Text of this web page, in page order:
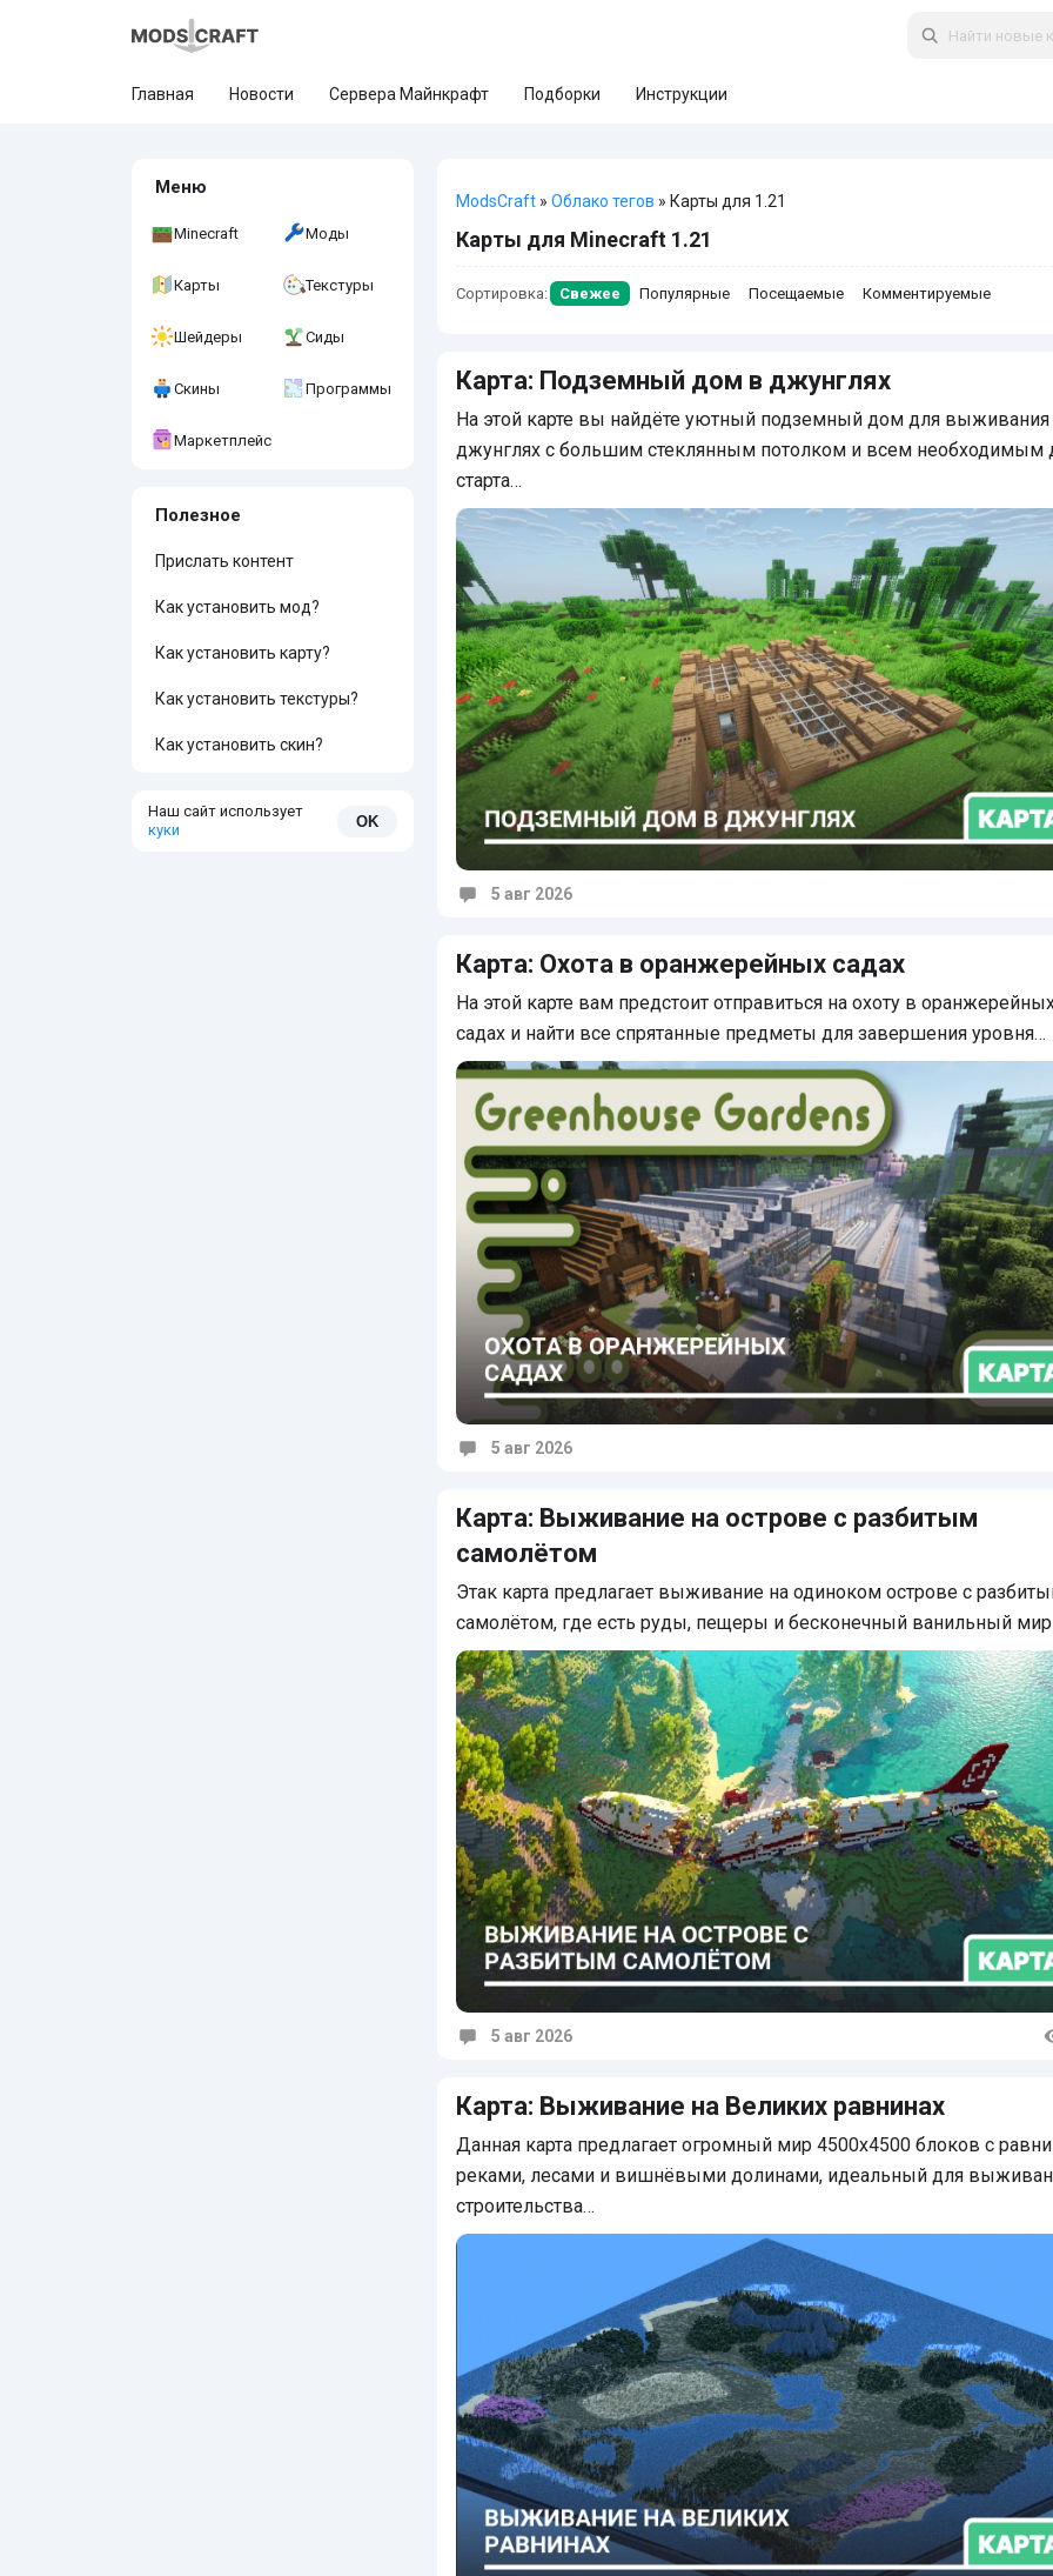
Главная Новости Сервера Майнкрафт Подборки Инструкции
Меню
Minecraft Моды
Карты Текстуры
Шейдеры Сиды
Скины Программы
Маркетплейс
Полезное
Прислать контент
Как установить мод?
Как установить карту?
Как установить текстуры?
Как установить скин?
Наш сайт использует
куки
OK
ModsCraft » Облако тегов » Карты для 1.21
Карты для Minecraft 1.21
Сортировка: Свежее Популярные Посещаемые Комментируемые
Карта: Подземный дом в джунглях
На этой карте вы найдёте уютный подземный дом для
джунглях с большим стеклянным потолком и всем необходимым
старта…
5 авг 2026
Карта: Охота в оранжерейных садах
На этой карте вам предстоит отправиться на охоту в
садах и найти все спрятанные предметы для завершения уровня…
5 авг 2026
Карта: Выживание на острове с разбитым
самолётом
Этак карта предлагает выживание на одиноком острове с
самолётом, где есть руды, пещеры и бесконечный ванильный мир
5 авг 2026
Карта: Выживание на Великих равнинах
Данная карта предлагает огромный мир 4500x4500 блоков с
реками, лесами и вишнёвыми долинами, идеальный для
строительства…